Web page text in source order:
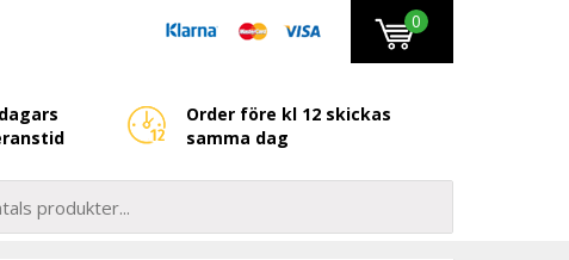
0
Order före kl 12 skickas
samma dag